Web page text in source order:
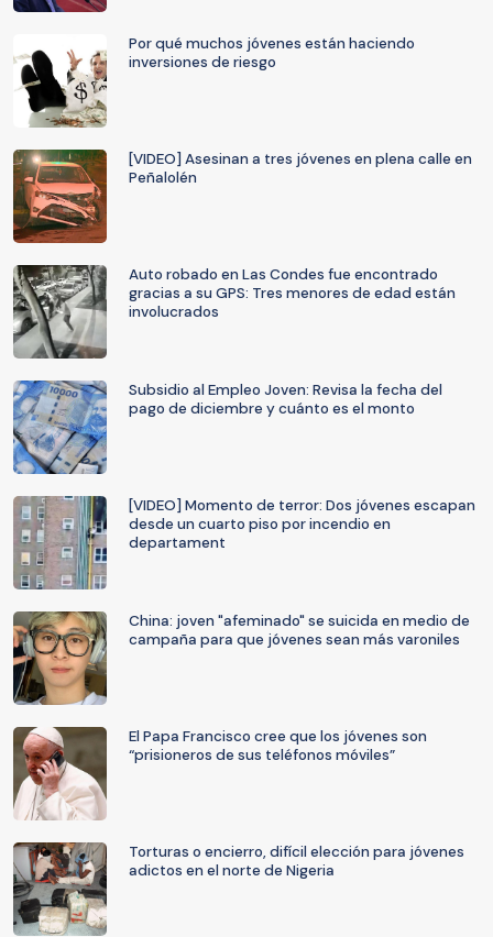
Por qué muchos jóvenes están haciendo
inversiones de riesgo
[VIDEO] Asesinan a tres jóvenes en plena calle en
Peñalolén
Auto robado en Las Condes fue encontrado
gracias a su GPS: Tres menores de edad están
involucrados
Subsidio al Empleo Joven: Revisa la fecha del
pago de diciembre y cuánto es el monto
[VIDEO] Momento de terror: Dos jóvenes escapan
desde un cuarto piso por incendio en
departament
China: joven "afeminado" se suicida en medio de
campaña para que jóvenes sean más varoniles
El Papa Francisco cree que los jóvenes son
“prisioneros de sus teléfonos móviles”
Torturas o encierro, difícil elección para jóvenes
adictos en el norte de Nigeria